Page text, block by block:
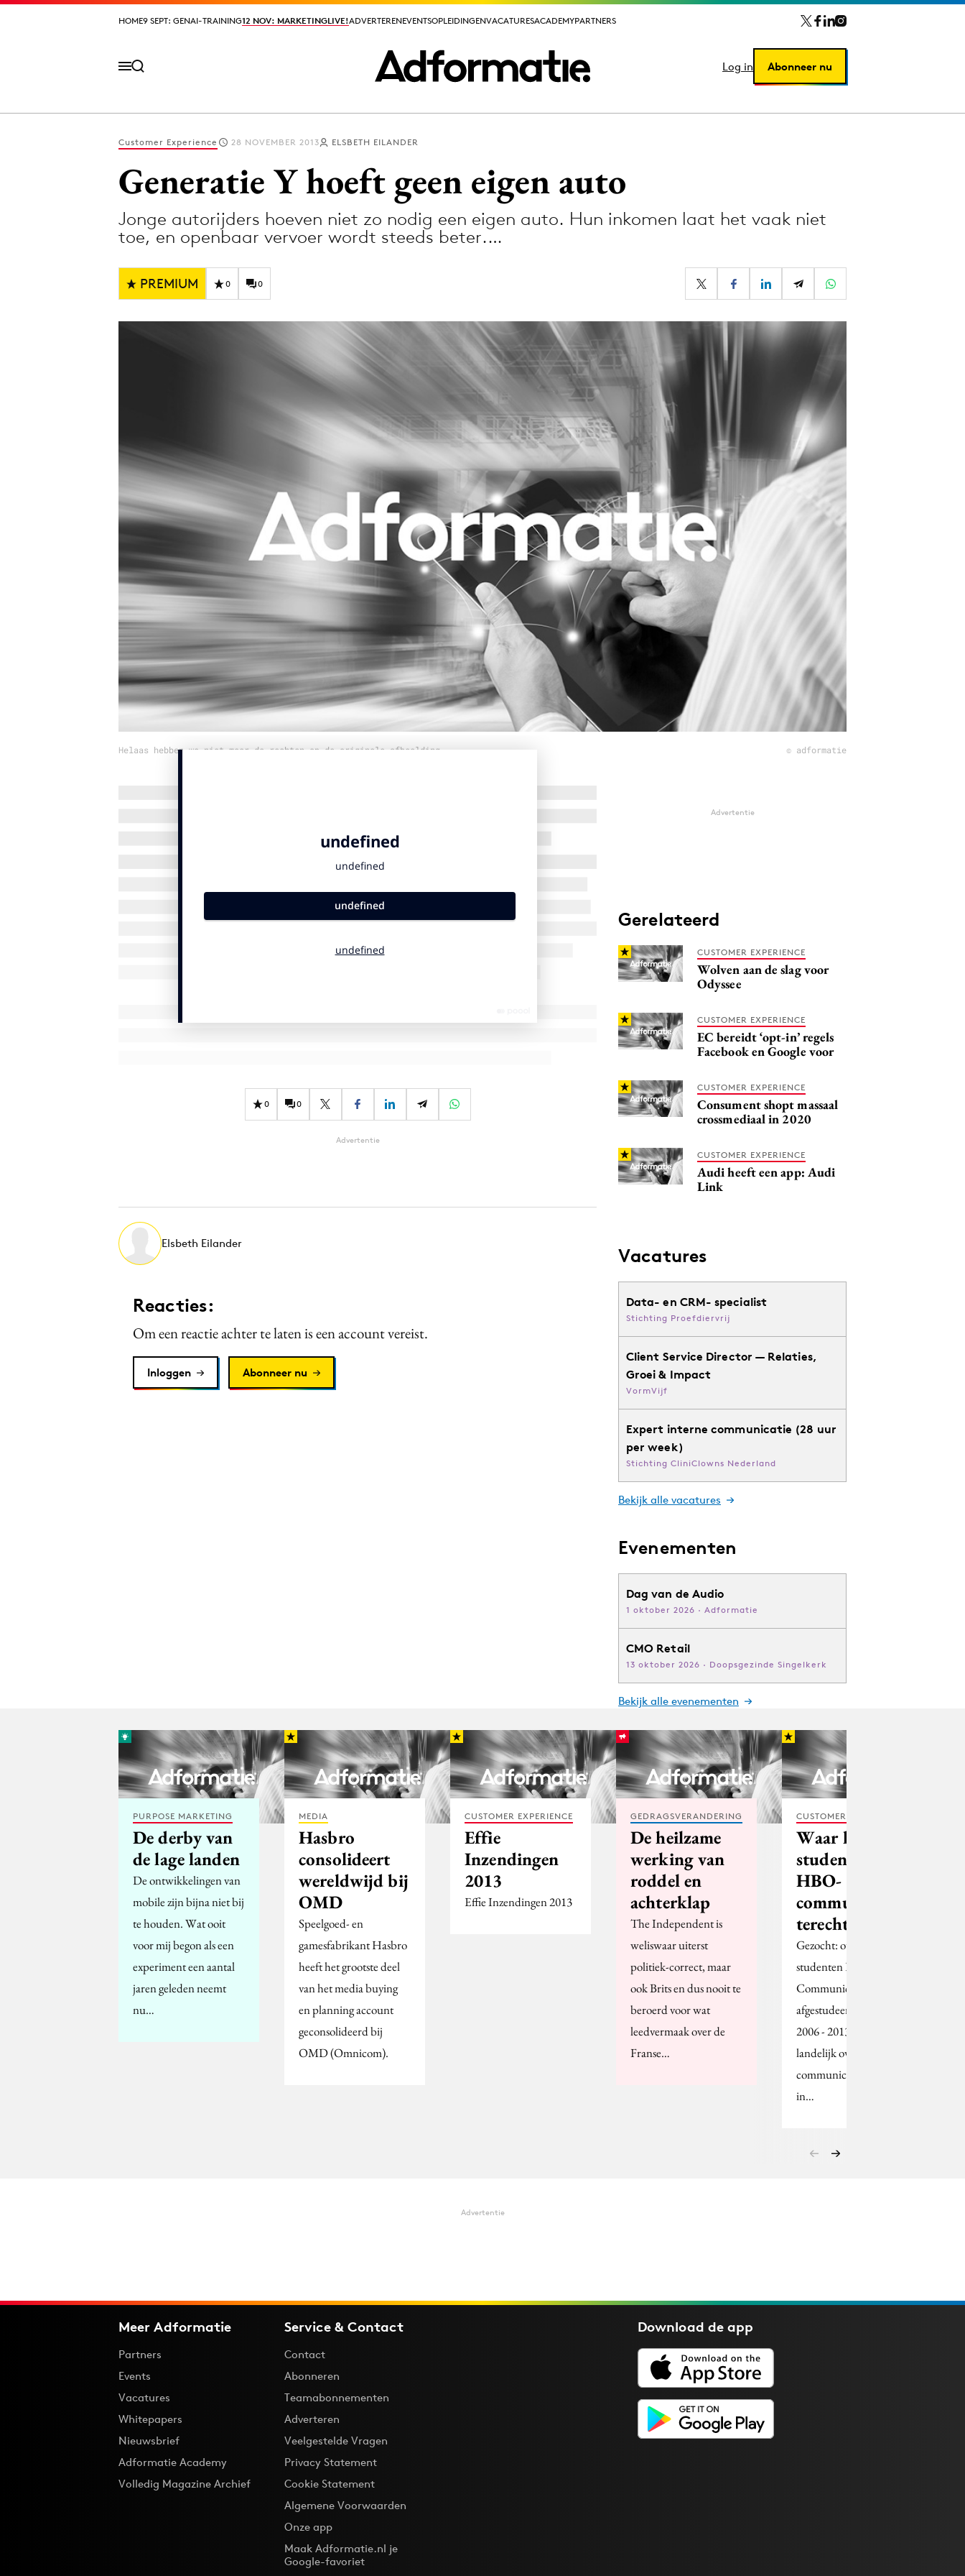
HOME9 SEPT: GENAI-TRAINING12 NOV: MARKETINGLIVE!ADVERTERENEVENTSOPLEIDINGENVACATURESACADEMYPARTNERS
Log in Abonneer nu
HOME9 SEPT: GENAI-TRAINING12 NOV: MARKETINGLIVE!ADVERTERENEVENTSOPLEIDINGENVACATURESACADEMYPARTNERS
Log in Abonneer nu
Digital transformation
Diversiteit
Effectiviteit
Influencer marketing
Interne communicatie
Programmatic
Purpose Marketing
Reputatie & crisis
Customer Experience 28 NOVEMBER 2013 ELSBETH EILANDER
Generatie Y hoeft geen eigen auto
Jonge autorijders hoeven niet zo nodig een eigen auto. Hun inkomen laat het vaak niet
toe, en openbaar vervoer wordt steeds beter.…
PREMIUM 0 0
Helaas hebben we niet meer de rechten op de originele afbeelding © adformatie
0 0
Advertentie
Elsbeth Eilander
Reacties:
Om een reactie achter te laten is een account vereist.
Inloggen Abonneer nu
Advertentie
Gerelateerd
CUSTOMER EXPERIENCE
Wolven aan de slag voor
Odyssee
CUSTOMER EXPERIENCE
EC bereidt ‘opt-in’ regels
Facebook en Google voor
CUSTOMER EXPERIENCE
Consument shopt massaal
crossmediaal in 2020
CUSTOMER EXPERIENCE
Audi heeft een app: Audi
Link
Vacatures
Data- en CRM- specialist
Stichting Proefdiervrij
Client Service Director — Relaties,
Groei & Impact
VormVijf
Expert interne communicatie (28 uur
per week)
Stichting CliniClowns Nederland
Bekijk alle vacatures
Evenementen
Dag van de Audio
1 oktober 2026 · Adformatie
CMO Retail
13 oktober 2026 · Doopsgezinde Singelkerk
Bekijk alle evenementen
PURPOSE MARKETING
De derby van
de lage landen
De ontwikkelingen van
mobile zijn bijna niet bij
te houden. Wat ooit
voor mij begon als een
experiment een aantal
jaren geleden neemt
nu…
MEDIA
Hasbro
consolideert
wereldwijd bij
OMD
Speelgoed- en
gamesfabrikant Hasbro
heeft het grootste deel
van het media buying
en planning account
geconsolideerd bij
OMD (Omnicom).
CUSTOMER EXPERIENCE
Effie
Inzendingen
2013
Effie Inzendingen 2013
GEDRAGSVERANDERING
De heilzame
werking van
roddel en
achterklap
The Independent is
weliswaar uiterst
politiek-correct, maar
ook Brits en dus nooit te
beroerd voor wat
leedvermaak over de
Franse…
CUSTOMER EXPERIENCE
Waar komen
studenten
HBO-
communicatie
terecht?
Gezocht: oud-
studenten HBO-
Communicatie die zijn
afgestudeerd tussen
2006 - 2013. Het
landelijk overleg van
communicatieopleidingen
in…
Advertentie
Meer Adformatie
Partners
Events
Vacatures
Whitepapers
Nieuwsbrief
Adformatie Academy
Volledig Magazine Archief
Service & Contact
Contact
Abonneren
Teamabonnementen
Adverteren
Veelgestelde Vragen
Privacy Statement
Cookie Statement
Algemene Voorwaarden
Onze app
Maak Adformatie.nl je
Google-favoriet
Download deapp